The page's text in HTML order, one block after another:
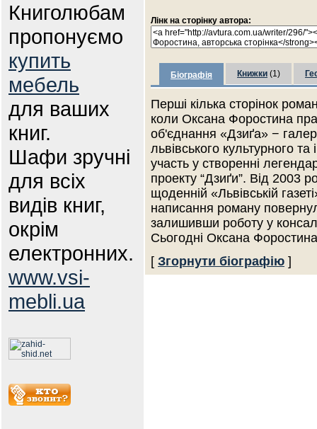
Книголюбам
пропонуємо
купить
мебель
для ваших
книг.
Шафи зручні
для всіх
видів книг,
окрім
електронних.
www.vsi-
mebli.ua
Лінк на сторінку автора:
Біографія Книжки (1)
Перші кілька сторінок
коли Оксана Форостина
об'єднання «Дзиґа» −
львівського культурного
участь у створенні
проекту “Дзиґи”. Від 2003
щоденній «Львівській
написання роману
залишивши роботу у
Сьогодні Оксана
[ Згорнути біографію ]